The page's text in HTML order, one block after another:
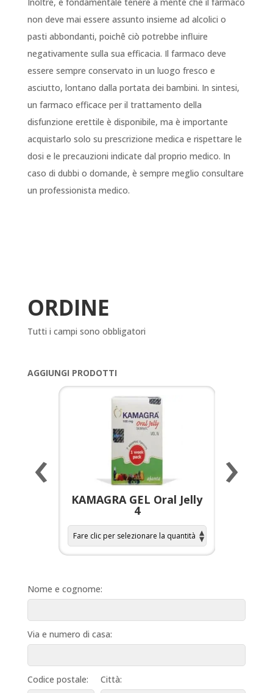
Inoltre, è fondamentale tenere a mente che il farmaco
non deve mai essere assunto insieme ad alcolici o
pasti abbondanti, poichê ciò potrebbe influire
negativamente sulla sua efficacia. Il farmaco deve
essere sempre conservato in un luogo fresco e
asciutto, lontano dalla portata dei bambini. In sintesi,
un farmaco efficace per il trattamento della
disfunzione erettile è disponibile, ma è importante
acquistarlo solo su prescrizione medica e rispettare le
dosi e le precauzioni indicate dal proprio medico. In
caso di dubbi o domande, è sempre meglio consultare
un professionista medico.
ORDINE
Tutti i campi sono obbligatori
AGGIUNGI PRODOTTI
KAMAGRA GEL Oral Jelly
4
‹ ›
Nome e cognome:
Via e numero di casa:
Codice postale: Città: